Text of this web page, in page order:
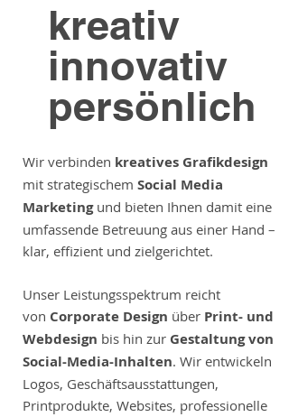
kreativ
innovativ
persönlich
Wir verbinden kreatives Grafikdesign
mit strategischem Social Media
Marketing und bieten Ihnen damit eine
umfassende Betreuung aus einer Hand –
klar, effizient und zielgerichtet.
Unser Leistungsspektrum reicht
von Corporate Design über Print- und
Webdesign bis hin zur Gestaltung von
Social-Media-Inhalten. Wir entwickeln
Logos, Geschäftsausstattungen,
Printprodukte, Websites, professionelle